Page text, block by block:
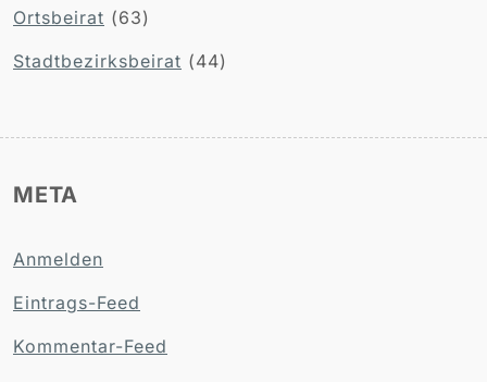
Ortsbeirat (63)
Stadtbezirksbeirat (44)
META
Anmelden
Eintrags-Feed
Kommentar-Feed